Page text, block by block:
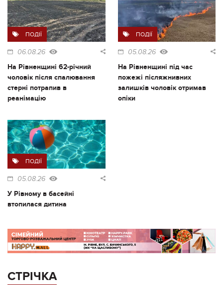
ПОДІЇ
06.08.26
На Рівненщині 62-річний
чоловік після спалювання
стерні потрапив в
реанімацію
ПОДІЇ
05.08.26
На Рівненщині під час
пожежі післяжнивних
залишків чоловік отримав
опіки
ПОДІЇ
05.08.26
У Рівному в басейні
втопилася дитина
СТРІЧКА